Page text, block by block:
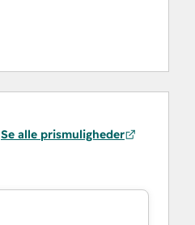
Se alle prismuligheder